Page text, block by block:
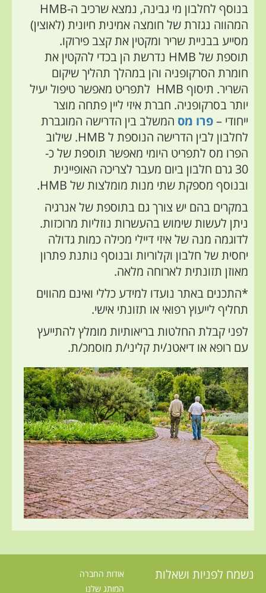
בנוסף לחלבון מי גבינה, נמצא שרכיב ה-HMB
המהווה נגזרת של חומצה אמינית חיונית (לאוצין)
מסייע בבניית שריר ומקטין את קצב פירוקו.
תוספת של HMB נדרשת הן בכדי להקטין את
חומרת הסרקופניה והן במהלך תהליך שיקום
השריר. תיסוף HMB לתפריט מאפשרטיפול יעיל
יותר בסרקופניה. חברת איזי ליין פתחה מוצר
ייחודי –פרו מס המשלב בין הדרישה המוגברת
לחלבון לבין הדרישה הנוספת ל HMB. שילוב
הפרו מס לתפריט היומי מאפשר תוספת של כ-
30 גרם חלבון ביום מעבר לצריכה האופיינית
ובנוסף מספקת שתי מנות מומלצות של HMB.
במקרים בהם יש צורך גם בתוספת של אנרגיה
ניתן לעשות שימוש בהעשרות נוזליות מרוכזות.
לדוגמה מנה של איזי דיילי מכילה כמות גדולה
יחסית של חלבון וקלוריות ובנוסף נותנת פתרון
מאוזן תזונתית לארוחה מלאה.
*התכנים באתר נועדו למידע כללי ואינם מהווים
תחליף לייעוץ רפואי או תזונתי אישי.
לפני קבלת החלטות בריאותיות מומלץ להתייעץ
עם רופא או דיאטנ/ית קליני/ת מוסמכ/ת.
נשמח לפניות ושאלות
אודות החברה
המותג שלנו